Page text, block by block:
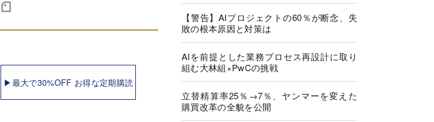
▶最大で30%OFF お得な定期購読
【警告】AIプロジェクトの60％が断念、失
敗の根本原因と対策は
AIを前提とした業務プロセス再設計に取り
組む大林組×PwCの挑戦
立替精算率25％→7％、ヤンマーを変えた
購買改革の全貌を公開